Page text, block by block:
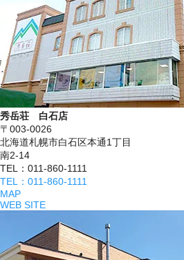
秀岳荘 白石店
〒003-0026
北海道札幌市白石区本通1丁目
南2-14
TEL：011-860-1111
TEL：011-860-1111
MAP
WEB SITE